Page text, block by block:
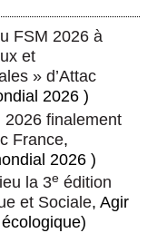
FSM 2026 à
et
» d’Attac
2026 )
2026 finalement
France,
2026 )
la 3e édition
et Sociale, Agir